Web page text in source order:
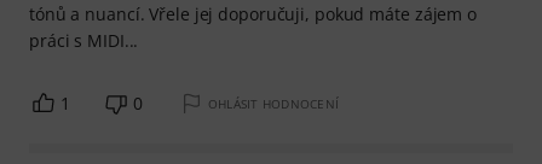
tónů a nuancí. Vřele jej doporučuji, pokud máte zájem o
práci s MIDI...
1 0 OHLÁSIT HODNOCENÍ